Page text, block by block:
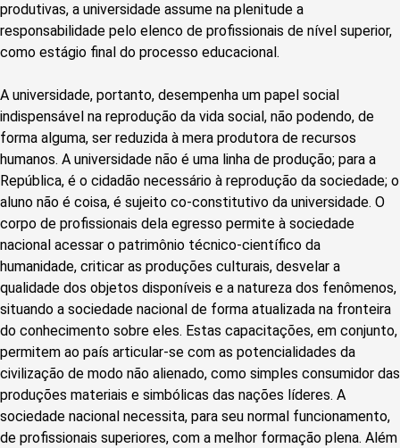
produtivas, a universidade assume na plenitude a
responsabilidade pelo elenco de profissionais de nível superior,
como estágio final do processo educacional.
A universidade, portanto, desempenha um papel social
indispensável na reprodução da vida social, não podendo, de
forma alguma, ser reduzida à mera produtora de recursos
humanos. A universidade não é uma linha de produção; para a
República, é o cidadão necessário à reprodução da sociedade; o
aluno não é coisa, é sujeito co-constitutivo da universidade. O
corpo de profissionais dela egresso permite à sociedade
nacional acessar o patrimônio técnico-científico da
humanidade, criticar as produções culturais, desvelar a
qualidade dos objetos disponíveis e a natureza dos fenômenos,
situando a sociedade nacional de forma atualizada na fronteira
do conhecimento sobre eles. Estas capacitações, em conjunto,
permitem ao país articular-se com as potencialidades da
civilização de modo não alienado, como simples consumidor das
produções materiais e simbólicas das nações líderes. A
sociedade nacional necessita, para seu normal funcionamento,
de profissionais superiores, com a melhor formação plena. Além